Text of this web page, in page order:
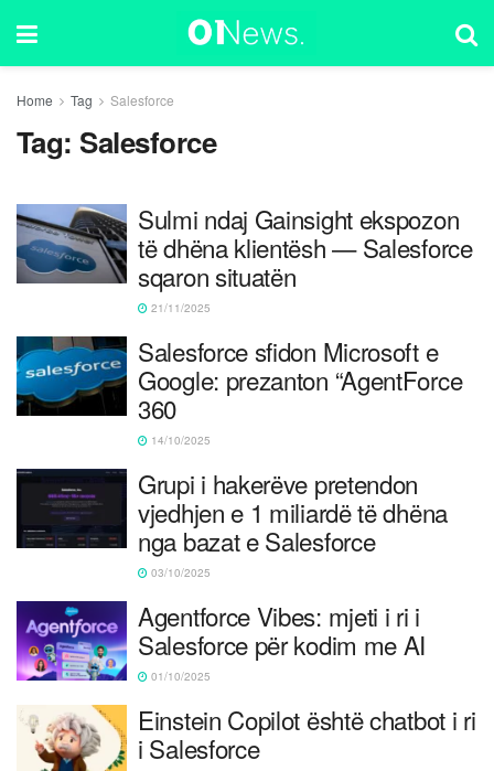
Home Tag Salesforce
Tag: Salesforce
Sulmi ndaj Gainsight ekspozon
të dhëna klientësh — Salesforce
sqaron situatën
21/11/2025
Salesforce sfidon Microsoft e
Google: prezanton “AgentForce
360
14/10/2025
Grupi i hakerëve pretendon
vjedhjen e 1 miliardë të dhëna
nga bazat e Salesforce
03/10/2025
Agentforce Vibes: mjeti i ri i
Salesforce për kodim me AI
01/10/2025
Einstein Copilot është chatbot i ri
i Salesforce